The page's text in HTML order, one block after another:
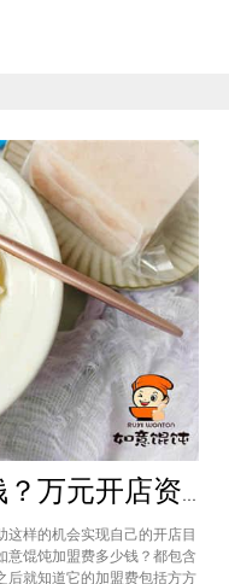
装修在美食市场当中受到越
如意馄饨加盟费多少钱？万元开店资金压力基本上不会出现在经营中
样的机会实现自己的开店目
意馄饨加盟费多少钱？都包含
后就知道它的加盟费包括方方